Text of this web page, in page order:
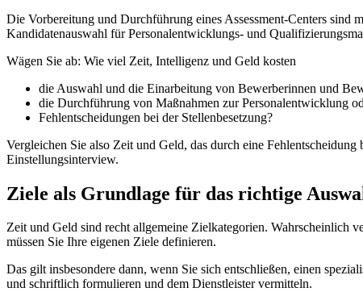
Die Vorbereitung und Durchführung eines Assessment-Centers
Kandidatenauswahl für Personalentwicklungs- und
Wägen Sie ab: Wie viel Zeit, Intelligenz und Geld kosten
die Auswahl und die Einarbeitung von Bewerberinnen und
die Durchführung von Maßnahmen zur Personalentwicklung
Fehlentscheidungen bei der Stellenbesetzung?
Vergleichen Sie also Zeit und Geld, das durch eine
Einstellungsinterview.
Ziele als Grundlage für das richtige
Zeit und Geld sind recht allgemeine Zielkategorien. Wahrscheinlich
müssen Sie Ihre eigenen Ziele definieren.
Das gilt insbesondere dann, wenn Sie sich entschließen, einen
und schriftlich formulieren und dem Dienstleister vermitteln.